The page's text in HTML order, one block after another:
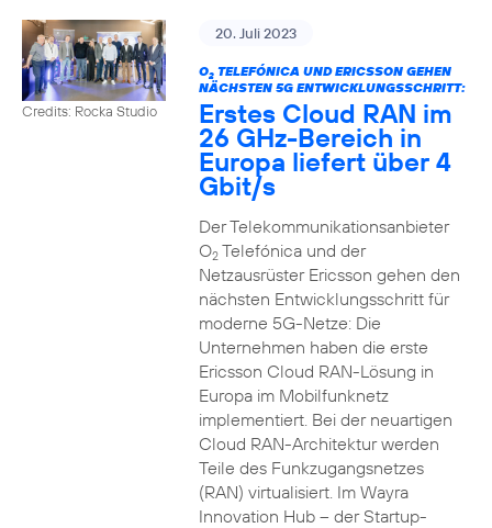
Credits: Rocka Studio
20. Juli 2023
O2TELEFÓNICA UND ERICSSON GEHEN
NÄCHSTEN 5G ENTWICKLUNGSSCHRITT:
Erstes Cloud RAN im
26 GHz-Bereich in
Europa liefert über 4
Gbit/s
Der Telekommunikationsanbieter
O2Telefónica und der
Netzausrüster Ericsson gehen den
nächsten Entwicklungsschritt für
moderne 5G-Netze: Die
Unternehmen haben die erste
Ericsson Cloud RAN-Lösung in
Europa im Mobilfunknetz
implementiert. Bei der neuartigen
Cloud RAN-Architektur werden
Teile des Funkzugangsnetzes
(RAN) virtualisiert. Im Wayra
Innovation Hub – der Startup-